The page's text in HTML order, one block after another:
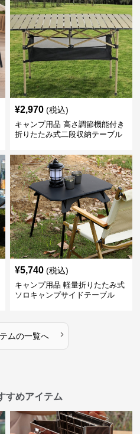
¥2,970 (税込)
キャンプ用品 高さ調節機能付き
折りたたみ式二段収納テーブル
¥5,740 (税込)
キャンプ用品 軽量折りたたみ式
ソロキャンプサイドテーブル
ムの一覧へ ›
すめアイテム